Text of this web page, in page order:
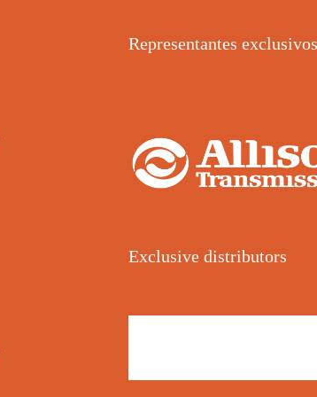
Representantes exclusivos
Exclusive distributors